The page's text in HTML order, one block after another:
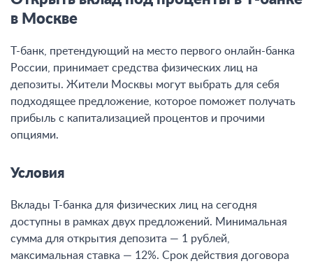
в Москве
Т-банк, претендующий на место первого онлайн-банка
России, принимает средства физических лиц на
депозиты. Жители Москвы могут выбрать для себя
подходящее предложение, которое поможет получать
прибыль с капитализацией процентов и прочими
опциями.
Условия
Вклады Т-банка для физических лиц на сегодня
доступны в рамках двух предложений. Минимальная
сумма для открытия депозита — 1 рублей,
максимальная ставка — 12%. Срок действия договора